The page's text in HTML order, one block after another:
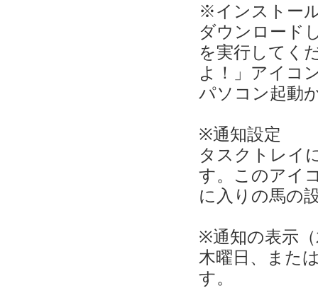
※インストー
ダウンロード
を実行してく
よ！」アイコ
パソコン起動
※通知設定
タスクトレイ
す。このアイ
に入りの馬の
※通知の表示
木曜日、また
す。